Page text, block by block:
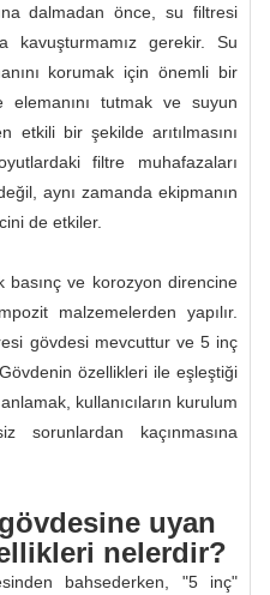
dalmadan önce, su filtresi
kavuşturmamız gerekir. Su
korumak için önemli bir
elemanını tutmak ve suyun
etkili bir şekilde arıtılmasını
filtre muhafazaları
aynı zamanda ekipmanın
de etkiler.
basınç ve korozyon direncine
malzemelerden yapılır.
gövdesi mevcuttur ve 5 inç
özellikleri ile eşleştiği
kullanıcıların kurulum
sorunlardan kaçınmasına
uyan
nelerdir?
bahsederken, "5 inç"